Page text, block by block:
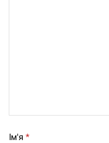
Ім'я *